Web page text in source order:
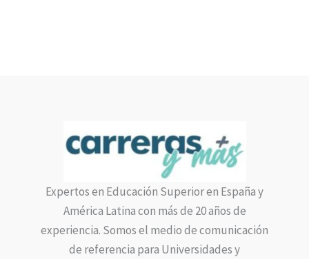
Expertos en Educación Superior en España y
América Latina con más de 20 años de
experiencia. Somos el medio de comunicación
de referencia para Universidades y